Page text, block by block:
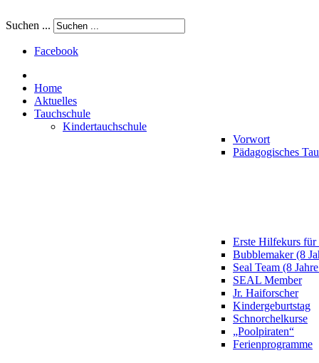
Suchen ...
Facebook
Home
Aktuelles
Tauchschule
Kindertauchschule
Vorwort
Pädagogisches
Erste Hilfekurs
Bubblemaker (8
Seal Team (8
SEAL Member
Jr. Haiforscher
Kindergeburtstag
Schnorchelkurse
„Poolpiraten“
Ferienprogramme